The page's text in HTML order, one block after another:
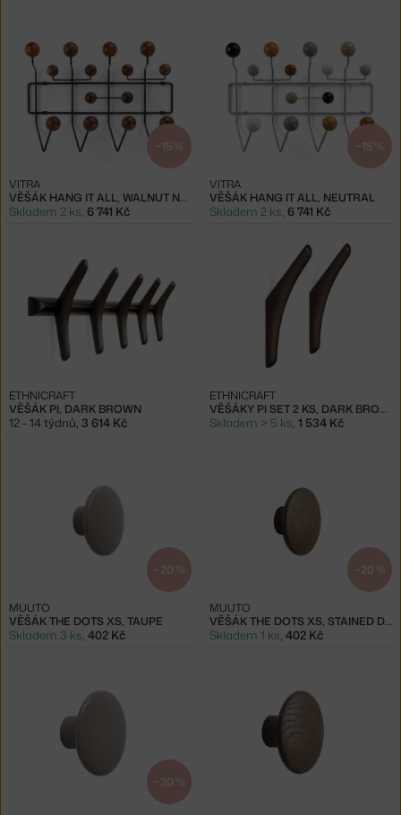
−15 %
VĚŠÁK HANG IT ALL, WALNUT NATURAL
VITRA
Skladem 2 ks 6 741 Kč
−15 %
VĚŠÁK HANG IT ALL, NEUTRAL
VITRA
Skladem 2 ks 6 741 Kč
VĚŠÁK PI, DARK BROWN
ETHNICRAFT
12 - 14 týdnů, 3 614 Kč
VĚŠÁKY PI SET 2 KS, DARK BROWN
ETHNICRAFT
Skladem > 5 ks, 1 534 Kč
−20 %
VĚŠÁK THE DOTS XS, TAUPE
MUUTO
Skladem 3 ks, 402 Kč
−20 %
VĚŠÁK THE DOTS XS, STAINED DARK BROWN
MUUTO
Skladem 1 ks, 402 Kč
−20 %